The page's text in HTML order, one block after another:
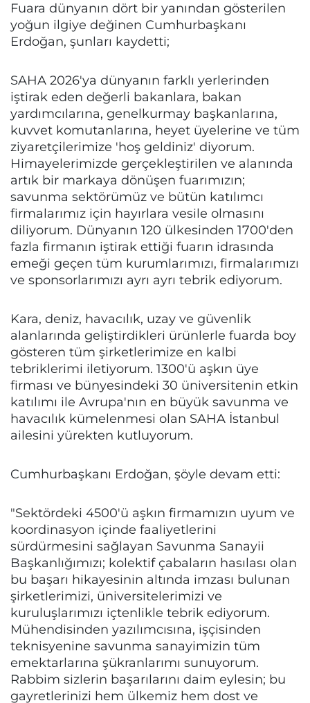
Fuara dünyanın dört bir yanından gösterilen
yoğun ilgiye değinen Cumhurbaşkanı
Erdoğan, şunları kaydetti;
SAHA 2026'ya dünyanın farklı yerlerinden
iştirak eden değerli bakanlara, bakan
yardımcılarına, genelkurmay başkanlarına,
kuvvet komutanlarına, heyet üyelerine ve tüm
ziyaretçilerimize 'hoş geldiniz' diyorum.
Himayelerimizde gerçekleştirilen ve alanında
artık bir markaya dönüşen fuarımızın;
savunma sektörümüz ve bütün katılımcı
firmalarımız için hayırlara vesile olmasını
diliyorum. Dünyanın 120 ülkesinden 1700'den
fazla firmanın iştirak ettiği fuarın idrasında
emeği geçen tüm kurumlarımızı, firmalarımızı
ve sponsorlarımızı ayrı ayrı tebrik ediyorum.
Kara, deniz, havacılık, uzay ve güvenlik
alanlarında geliştirdikleri ürünlerle fuarda boy
gösteren tüm şirketlerimize en kalbi
tebriklerimi iletiyorum. 1300'ü aşkın üye
firması ve bünyesindeki 30 üniversitenin etkin
katılımı ile Avrupa'nın en büyük savunma ve
havacılık kümelenmesi olan SAHA İstanbul
ailesini yürekten kutluyorum.
Cumhurbaşkanı Erdoğan, şöyle devam etti:
"Sektördeki 4500'ü aşkın firmamızın uyum ve
koordinasyon içinde faaliyetlerini
sürdürmesini sağlayan Savunma Sanayii
Başkanlığımızı; kolektif çabaların hasılası olan
bu başarı hikayesinin altında imzası bulunan
şirketlerimizi, üniversitelerimizi ve
kuruluşlarımızı içtenlikle tebrik ediyorum.
Mühendisinden yazılımcısına, işçisinden
teknisyenine savunma sanayimizin tüm
emektarlarına şükranlarımı sunuyorum.
Rabbim sizlerin başarılarını daim eylesin; bu
gayretlerinizi hem ülkemiz hem dost ve